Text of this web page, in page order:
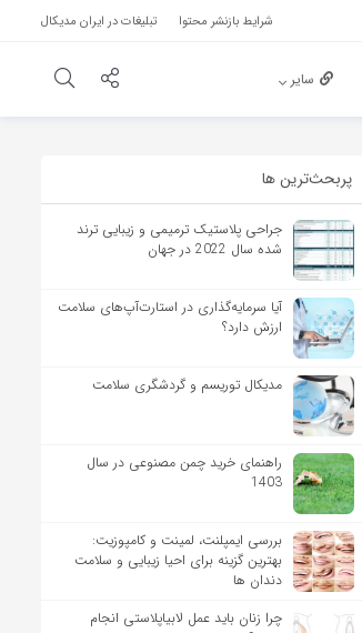
شرایط بازنشر محتوا تبلیغات در ایران مدیکال
سایر
پربحث‌‌ترین ها
جراحی پلاستیک ترمیمی و زیبایی ترند
شده سال 2022 در جهان
آیا سرمایه‌گذاری در استارت‌آپ‌های سلامت
ارزش دارد؟
مدیکال توریسم و گردشگری سلامت
راهنمای خرید چمن مصنوعی در سال
1403
بررسی ایمپلنت، لمینت و کامپوزیت:
بهترین گزینه برای احیا زیبایی و سلامت
دندان ها
چرا زنان باید عمل لابیاپلاستی انجام